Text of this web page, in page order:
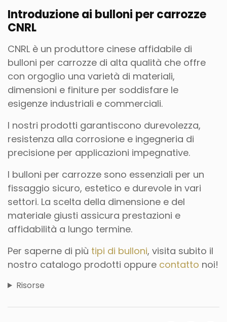
Introduzione ai bulloni per carrozze
CNRL
CNRL è un produttore cinese affidabile di
bulloni per carrozze di alta qualità che offre
con orgoglio una varietà di materiali,
dimensioni e finiture per soddisfare le
esigenze industriali e commerciali.
I nostri prodotti garantiscono durevolezza,
resistenza alla corrosione e ingegneria di
precisione per applicazioni impegnative.
I bulloni per carrozze sono essenziali per un
fissaggio sicuro, estetico e durevole in vari
settori. La scelta della dimensione e del
materiale giusti assicura prestazioni e
affidabilità a lungo termine.
Per saperne di più tipi di bulloni, visita subito il
nostro catalogo prodotti oppure contatto noi!
Risorse